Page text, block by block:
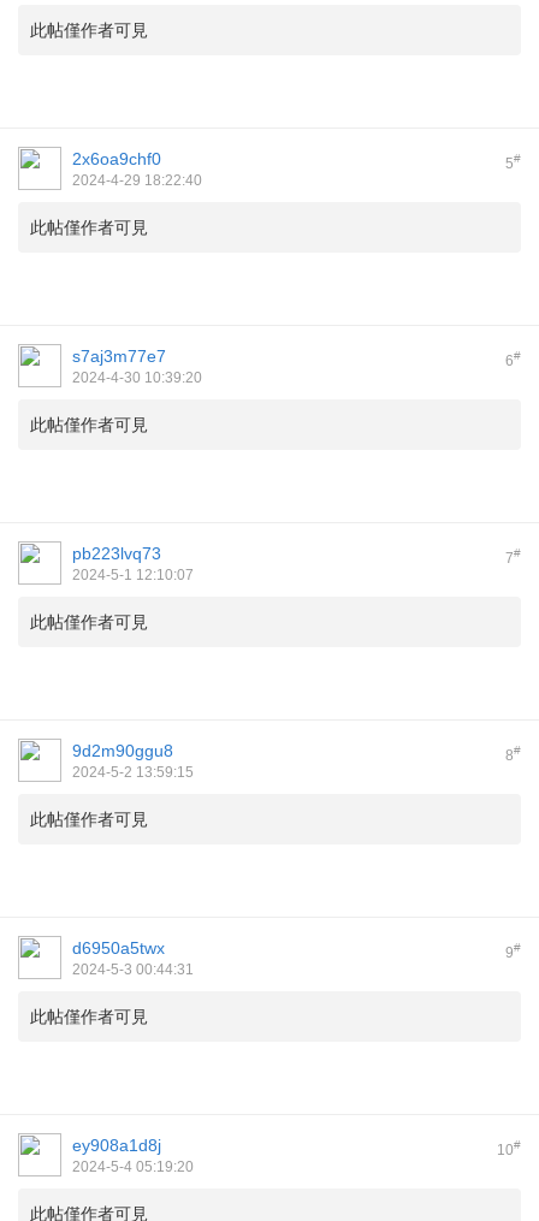
此帖僅作者可見
5#
2x6oa9chf0
2024-4-29 18:22:40
此帖僅作者可見
6#
s7aj3m77e7
2024-4-30 10:39:20
此帖僅作者可見
7#
pb223lvq73
2024-5-1 12:10:07
此帖僅作者可見
8#
9d2m90ggu8
2024-5-2 13:59:15
此帖僅作者可見
9#
d6950a5twx
2024-5-3 00:44:31
此帖僅作者可見
10#
ey908a1d8j
2024-5-4 05:19:20
此帖僅作者可見